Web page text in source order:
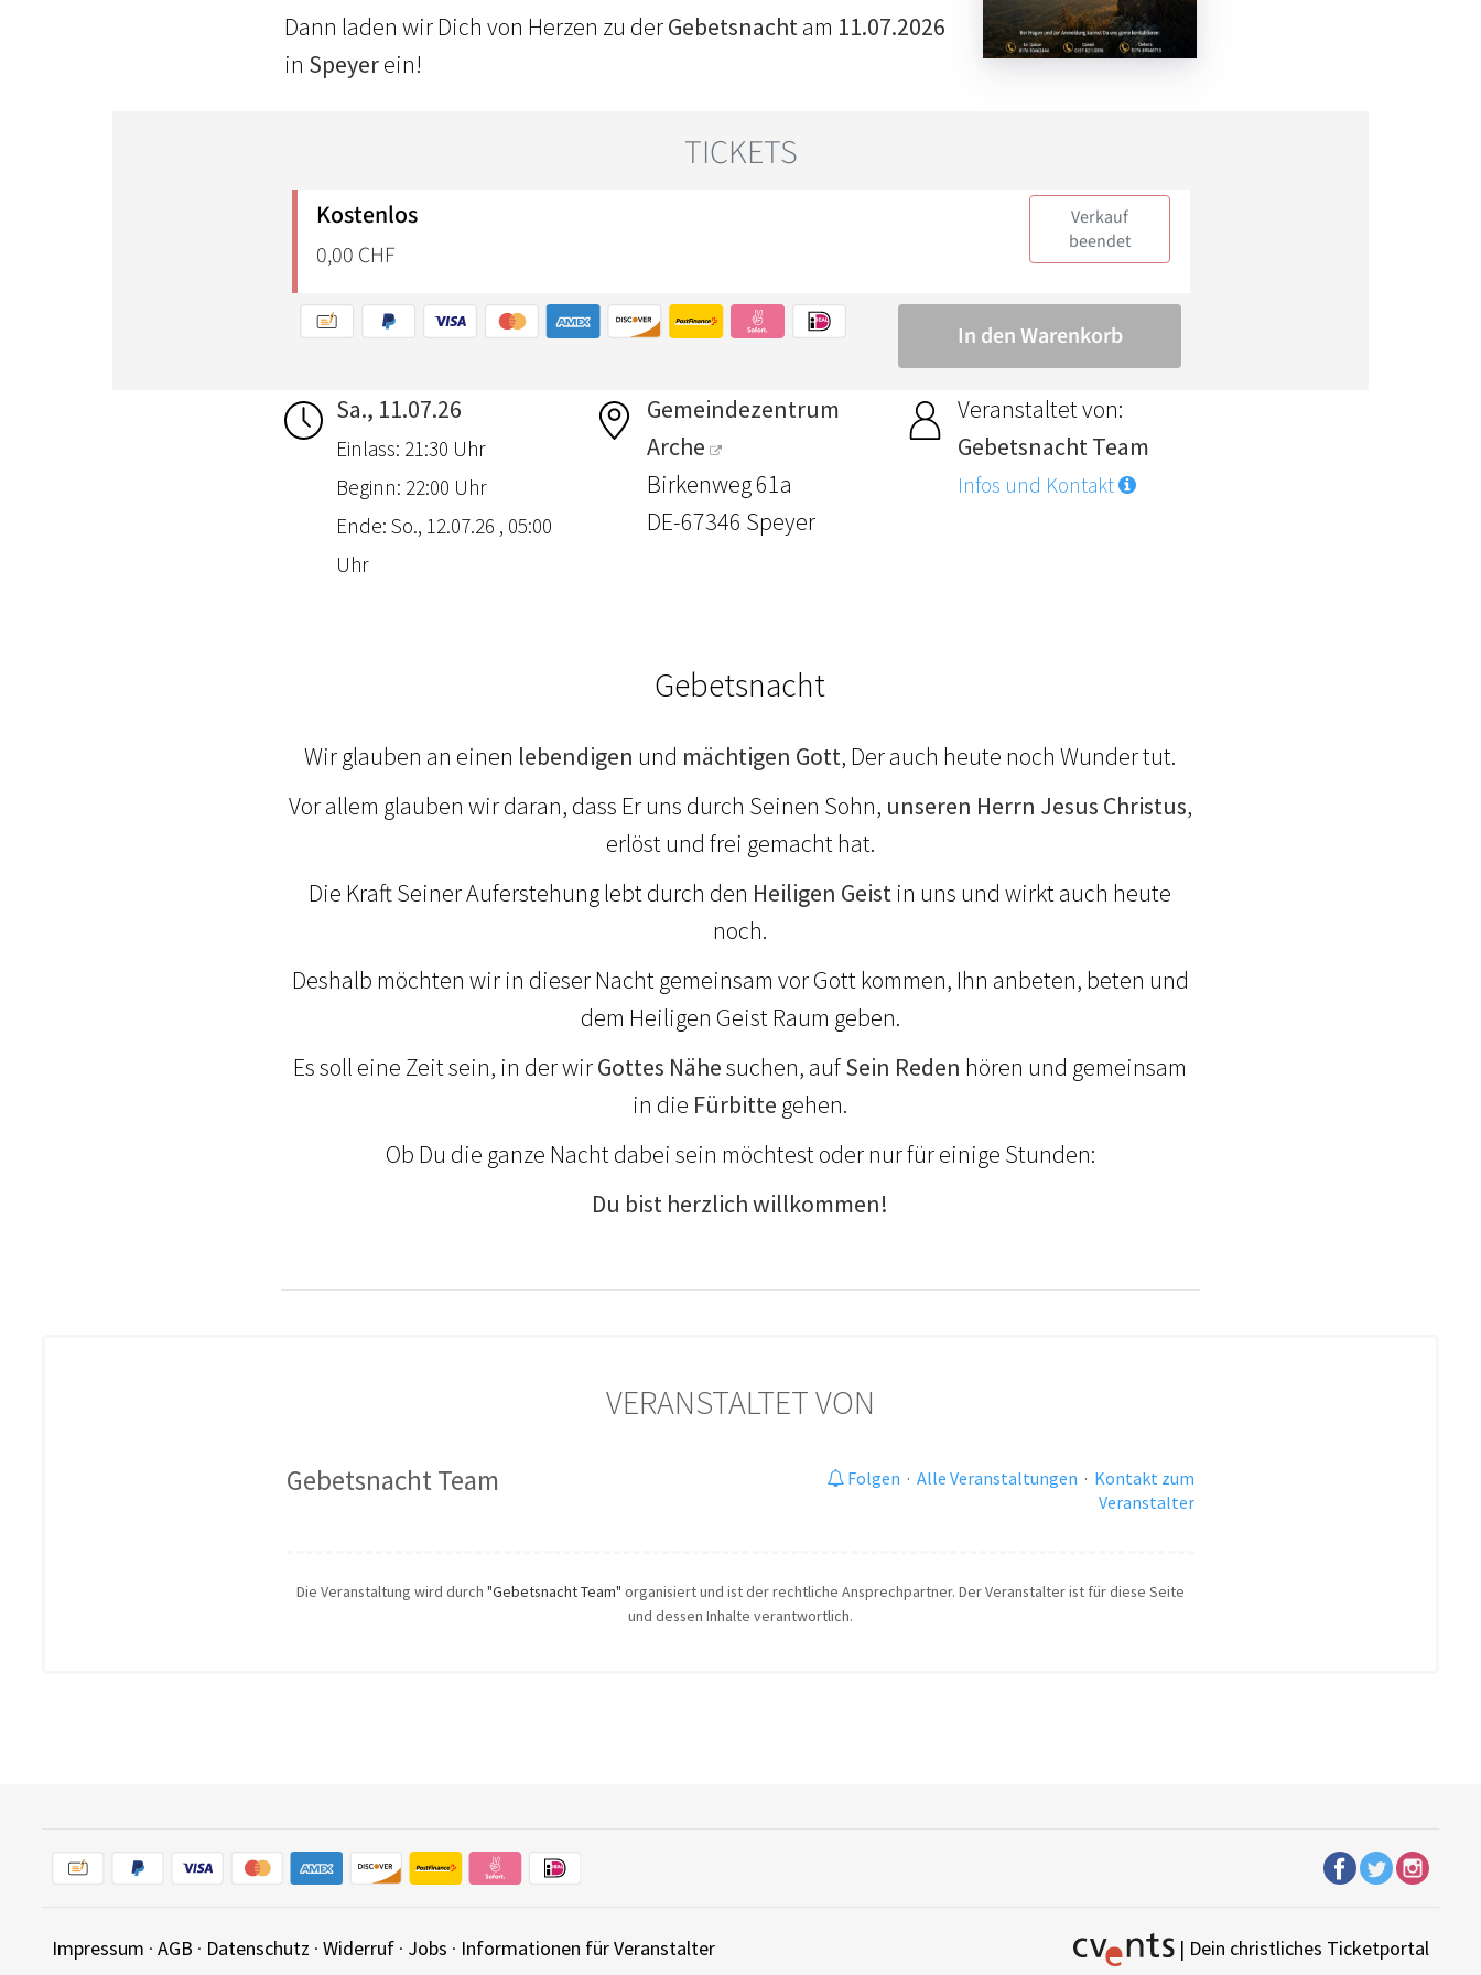
Dann laden wir Dich von Herzen zu derGebetsnachtam 11.07.2026
in Speyerein!
Sa., 11.07.26
Einlass: 21:30 Uhr
Beginn: 22:00 Uhr
Ende: So., 12.07.26 , 05:00
Uhr
Gemeindezentrum
Arche
Birkenweg 61a
DE-67346 Speyer
Veranstaltet von:
Gebetsnacht Team
Infos und Kontakt
Gebetsnacht
Wir glauben an einen lebendigen und mächtigen Gott, Der auch heute noch Wunder tut.
Vor allem glauben wir daran, dass Er uns durch Seinen Sohn, unseren Herrn Jesus Christus,
erlöst und frei gemacht hat.
Die Kraft Seiner Auferstehung lebt durch den Heiligen Geist in uns und wirkt auch heute
noch.
Deshalb möchten wir in dieser Nacht gemeinsam vor Gott kommen, Ihn anbeten, beten und
dem Heiligen Geist Raum geben.
Es soll eine Zeit sein, in der wirGottes Nähesuchen, aufSein Reden hören und gemeinsam
in die Fürbitte gehen.
Ob Du die ganze Nacht dabei sein möchtest oder nur für einige Stunden:
Du bist herzlich willkommen!
VERANSTALTET VON
Gebetsnacht Team Folgen · Alle Veranstaltungen · Kontakt zum
Veranstalter
Die Veranstaltung wird durch "Gebetsnacht Team" organisiert und ist der rechtliche Ansprechpartner. Der Veranstalter ist für diese Seite
und dessen Inhalte verantwortlich.
Impressum · AGB · Datenschutz · Widerruf · Jobs · Informationen für Veranstalter | Dein christliches Ticketportal